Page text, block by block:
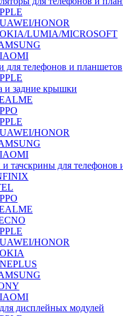
HONOR
LUMIA/MICROSOFT
для телефонов и планшетов
и задние крышки
HONOR
тачскрины для телефонов
HONOR
дисплейных модулей